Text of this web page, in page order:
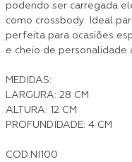
podendo ser carregada
como crossbody. Ideal
perfeita para ocasiões
e cheio de personalidade
MEDIDAS:
LARGURA: 28 CM
ALTURA: 12 CM
PROFUNDIDADE: 4 CM
COD:NI100